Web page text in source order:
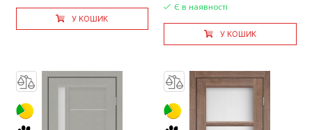
У КОШИК
Є в наявності
У КОШИК